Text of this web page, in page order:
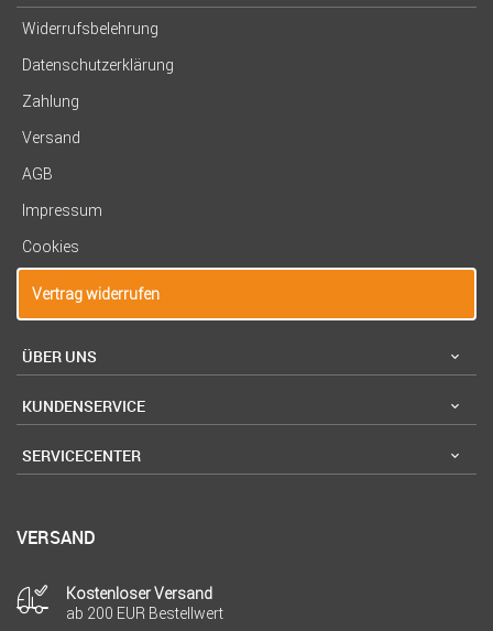
Widerrufsbelehrung
Datenschutzerklärung
Zahlung
Versand
AGB
Impressum
Cookies
Vertrag widerrufen
ÜBER UNS
KUNDENSERVICE
SERVICECENTER
VERSAND
Kostenloser Versand
ab 200 EUR Bestellwert